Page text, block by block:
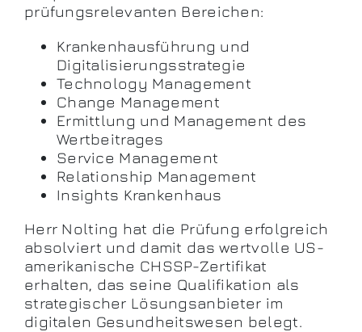
prüfungsrelevanten Bereichen:
Krankenhausführung und
Digitalisierungsstrategie
Technology Management
Change Management
Ermittlung und Management des
Wertbeitrages
Service Management
Relationship Management
Insights Krankenhaus
Herr Nolting hat die Prüfung erfolgreich
absolviert und damit das wertvolle US-
amerikanische CHSSP-Zertifikat
erhalten, das seine Qualifikation als
strategischer Lösungsanbieter im
digitalen Gesundheitswesen belegt.